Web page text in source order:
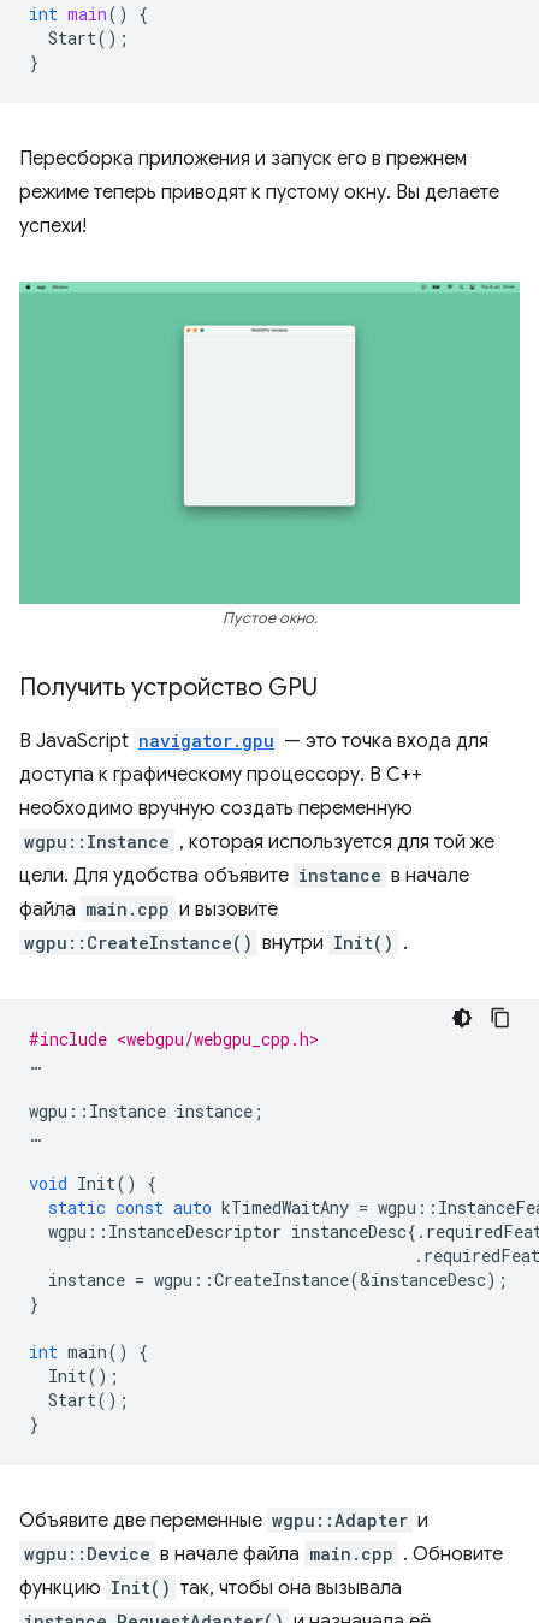
int main()
{
Start();
}
Пересборка приложения и запуск его в прежнем
режиме теперь приводят к пустому окну. Вы делаете
успехи!
Пустое окно.
Получить устройство GPU
В JavaScript navigator.gpu — это точка входа для
доступа к графическому процессору. В C++
необходимо вручную создать переменную
wgpu::Instance , которая используется для той же
цели. Для удобства объявите instance в начале
файла main.cpp и вызовите
wgpu::CreateInstance() внутри Init() .
#include <webgpu/webgpu_cpp.h>
…
wgpu :: Instance instance ;
…
void Init()
{
static const auto kTimedWaitAny = wgpu ::
wgpu :: InstanceDescriptor instanceDesc{.
.
instance = wgpu ::CreateInstance(&instanceDesc);
}
int main()
{
Init();
Start();
}
Объявите две переменные wgpu::Adapter и
wgpu::Device в начале файла main.cpp . Обновите
функцию Init() так, чтобы она вызывала